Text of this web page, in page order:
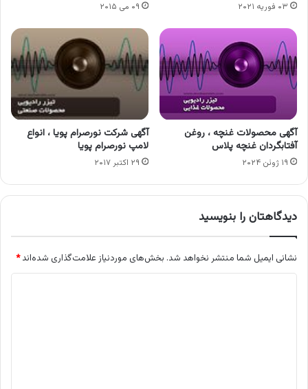
۰۳ فوریه ۲۰۲۱ ۰۹ می ۲۰۱۵
آگهی محصولات غنچه ، روغن
آفتابگردان غنچه پلاس
۱۹ ژوئن ۲۰۲۴
آگهی شرکت نورصرام پویا ، انواع
لامپ نورصرام پویا
۲۹ اکتبر ۲۰۱۷
دیدگاهتان را بنویسید
نشانی ایمیل شما منتشر نخواهد شد. بخش‌های موردنیاز علامت‌گذاری شده‌اند*